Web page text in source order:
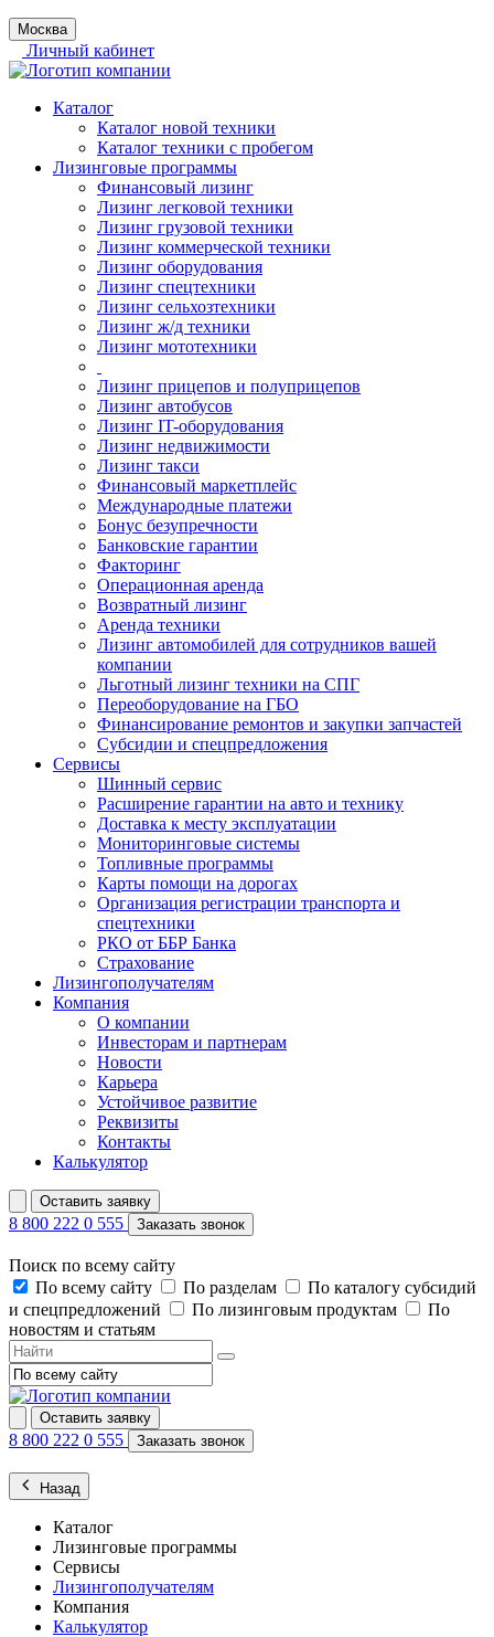
Москва
Личный кабинет
Каталог
Каталог новой техники
Каталог техники с пробегом
Лизинговые программы
Финансовый лизинг
Лизинг легковой техники
Лизинг грузовой техники
Лизинг коммерческой техники
Лизинг оборудования
Лизинг спецтехники
Лизинг сельхозтехники
Лизинг ж/д техники
Лизинг мототехники
Лизинг прицепов и полуприцепов
Лизинг автобусов
Лизинг IT-оборудования
Лизинг недвижимости
Лизинг такси
Финансовый маркетплейс
Международные платежи
Бонус безупречности
Банковские гарантии
Факторинг
Операционная аренда
Возвратный лизинг
Аренда техники
Лизинг автомобилей для сотрудников вашей
компании
Льготный лизинг техники на СПГ
Переоборудование на ГБО
Финансирование ремонтов и закупки запчастей
Субсидии и спецпредложения
Сервисы
Шинный сервис
Расширение гарантии на авто и технику
Доставка к месту эксплуатации
Мониторинговые системы
Топливные программы
Карты помощи на дорогах
Организация регистрации транспорта и
спецтехники
РКО от ББР Банка
Страхование
Лизингополучателям
Компания
О компании
Инвесторам и партнерам
Новости
Карьера
Устойчивое развитие
Реквизиты
Контакты
Калькулятор
Оставить заявку
8 800 222 0 555 Заказать звонок
Поиск по всему сайту
По всему сайту
По разделам
По каталогу субсидий
и спецпредложений
По лизинговым продуктам
По
новостям и статьям
Оставить заявку
8 800 222 0 555 Заказать звонок
Назад
Каталог
Лизинговые программы
Сервисы
Лизингополучателям
Компания
Калькулятор